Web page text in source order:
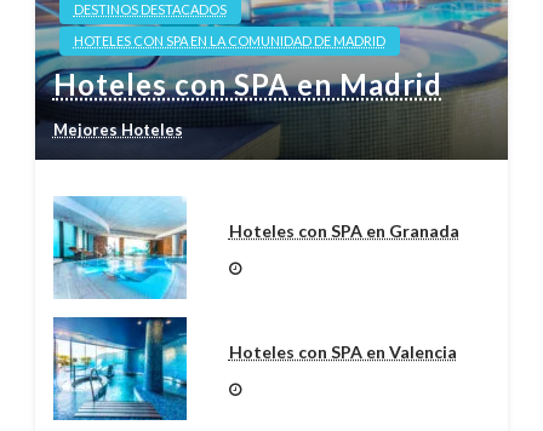
DESTINOS DESTACADOS
HOTELES CON SPA EN LA COMUNIDAD DE MADRID
Hoteles con SPA en Madrid
Mejores Hoteles
Hoteles con SPA en Granada
Hoteles con SPA en Valencia